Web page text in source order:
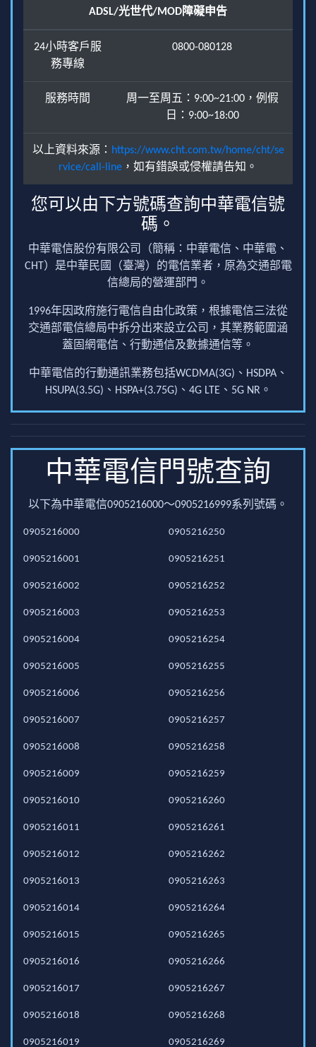
ADSL/光世代/MOD障礙申告
24小時客戶服
務專線
0800-080128
服務時間
周一至周五：9:00~21:00，例假
日：9:00~18:00
以上資料來源： https://www.cht.com.tw/home/cht/se
rvice/call-line ，如有錯誤或侵權請告知。
您可以由下方號碼查詢中華電信號
碼。
中華電信股份有限公司（簡稱：中華電信、中華電、
CHT）是中華民國（臺灣）的電信業者，原為交通部電
信總局的營運部門。
1996年因政府施行電信自由化政策，根據電信三法從
交通部電信總局中拆分出來設立公司，其業務範圍涵
蓋固網電信、行動通信及數據通信等。
中華電信的行動通訊業務包括WCDMA(3G)、HSDPA、
HSUPA(3.5G)、HSPA+(3.75G)、4G LTE、5G NR。
中華電信門號查詢
以下為中華電信0905216000～0905216999系列號碼。
0905216000
0905216001
0905216002
0905216003
0905216004
0905216005
0905216006
0905216007
0905216008
0905216009
0905216010
0905216011
0905216012
0905216013
0905216014
0905216015
0905216016
0905216017
0905216018
0905216019
0905216250
0905216251
0905216252
0905216253
0905216254
0905216255
0905216256
0905216257
0905216258
0905216259
0905216260
0905216261
0905216262
0905216263
0905216264
0905216265
0905216266
0905216267
0905216268
0905216269